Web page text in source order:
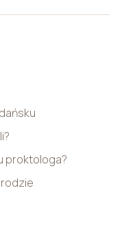
proktologa?